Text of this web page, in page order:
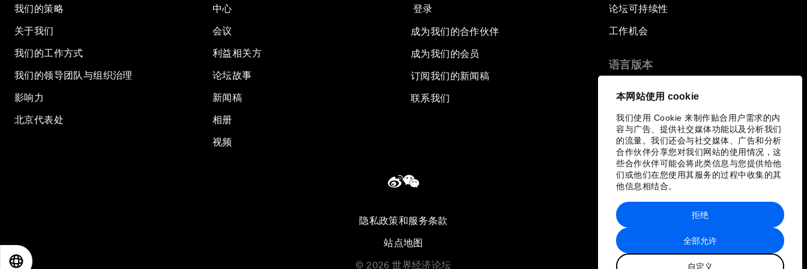
本网站使用 cookie
我们使用 Cookie 来制作贴合用户需求的内
容与广告、提供社交媒体功能以及分析我们
的流量。我们还会与社交媒体、广告和分析
合作伙伴分享您对我们网站的使用情况，这
些合作伙伴可能会将此类信息与您提供给他
们或他们在您使用其服务的过程中收集的其
他信息相结合。
全部允许
自定义
拒绝
我们的策略
关于我们
我们的工作方式
我们的领导团队与组织治理
影响力
北京代表处
中心
会议
利益相关方
论坛故事
新闻稿
相册
视频
登录
成为我们的合作伙伴
成为我们的会员
订阅我们的新闻稿
联系我们
论坛可持续性
工作机会
语言版本
隐私政策和服务条款
站点地图
© 2026 世界经济论坛